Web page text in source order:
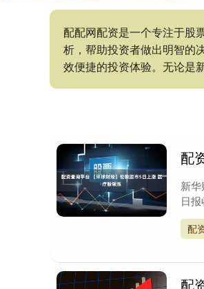
配配网配资是一个专注于股
析，帮助投资者做出明智的
效便捷的投资体验。无论是
配
新
日
配
配